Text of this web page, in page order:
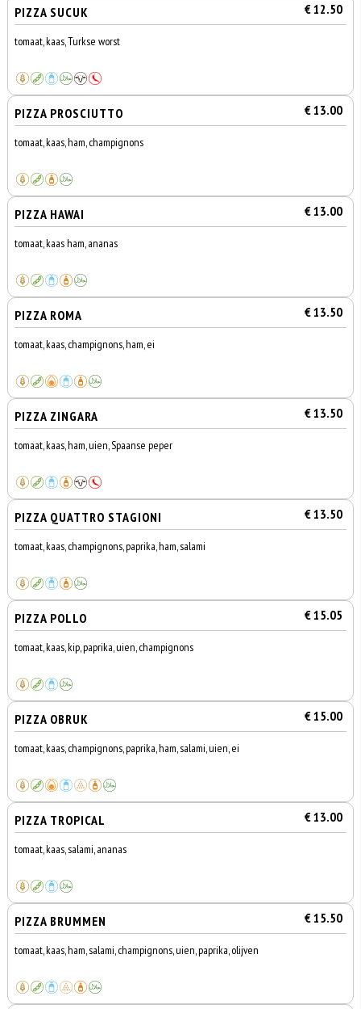
PIZZA SUCUK € 12.50
tomaat, kaas, Turkse worst
PIZZA PROSCIUTTO € 13.00
tomaat, kaas, ham, champignons
PIZZA HAWAI € 13.00
tomaat, kaas ham, ananas
PIZZA ROMA € 13.50
tomaat, kaas, champignons, ham, ei
PIZZA ZINGARA € 13.50
tomaat, kaas, ham, uien, Spaanse peper
PIZZA QUATTRO STAGIONI € 13.50
tomaat, kaas, champignons, paprika, ham, salami
PIZZA POLLO € 15.05
tomaat, kaas, kip, paprika, uien, champignons
PIZZA OBRUK € 15.00
tomaat, kaas, champignons, paprika, ham, salami, uien, ei
PIZZA TROPICAL € 13.00
tomaat, kaas, salami, ananas
PIZZA BRUMMEN € 15.50
tomaat, kaas, ham, salami, champignons, uien, paprika, olijven